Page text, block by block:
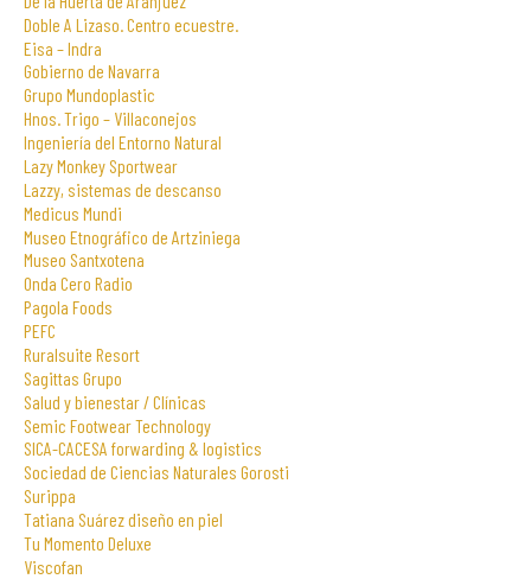
Doble A Lizaso. Centro ecuestre.
Eisa – Indra
Gobierno de Navarra
Grupo Mundoplastic
Hnos. Trigo – Villaconejos
Ingeniería del Entorno Natural
Lazy Monkey Sportwear
Lazzy, sistemas de descanso
Medicus Mundi
Museo Etnográfico de Artziniega
Museo Santxotena
Onda Cero Radio
Pagola Foods
PEFC
Ruralsuite Resort
Sagittas Grupo
Salud y bienestar / Clínicas
Semic Footwear Technology
SICA-CACESA forwarding & logistics
Sociedad de Ciencias Naturales Gorosti
Surippa
Tatiana Suárez diseño en piel
Tu Momento Deluxe
Viscofan